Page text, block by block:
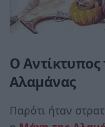
Ο
Αλαμάνας
Παρότι ήταν